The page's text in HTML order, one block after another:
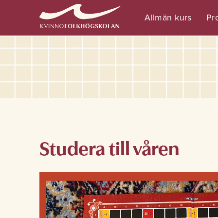
Allmän kurs
Studera till våren